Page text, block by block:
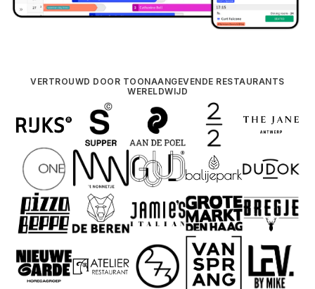
VERTROUWD DOOR TOONAANGEVENDE RESTAURANTS
WERELDWIJD